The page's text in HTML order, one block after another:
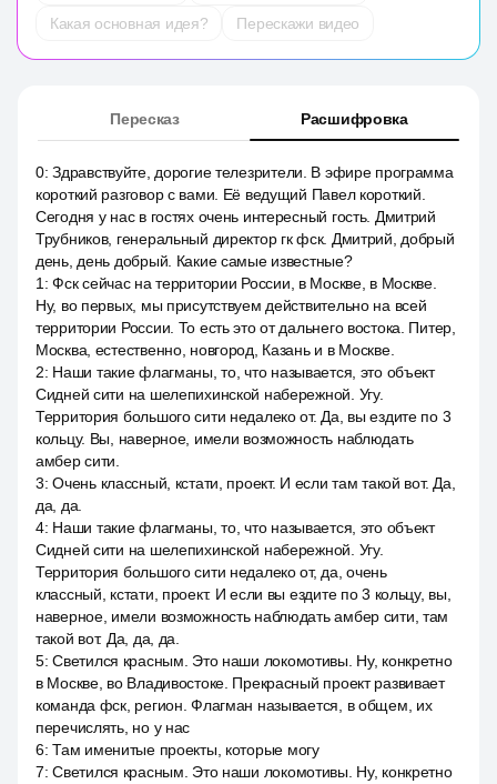
Какая основная идея?
Перескажи видео
Пересказ Расшифровка
0:Здравствуйте, дорогие телезрители. В эфире программа
короткий разговор с вами. Её ведущий Павел короткий.
Сегодня у нас в гостях очень интересный гость. Дмитрий
Трубников, генеральный директор гк фск. Дмитрий, добрый
день, день добрый. Какие самые известные?
1 :Фск сейчас на территории России, в Москве, в Москве.
Ну, во первых, мы присутствуем действительно на всей
территории России. То есть это от дальнего востока. Питер,
Москва, естественно, новгород, Казань и в Москве.
2: Наши такие флагманы, то, что называется, это объект
Сидней сити на шелепихинской набережной. Угу.
Территория большого сити недалеко от. Да, вы ездите по 3
кольцу. Вы, наверное, имели возможность наблюдать
амбер сити.
3:Очень классный, кстати, проект. И если там такой вот. Да,
да, да.
4: Наши такие флагманы, то, что называется, это объект
Сидней сити на шелепихинской набережной. Угу.
Территория большого сити недалеко от, да, очень
классный, кстати, проект. И если вы ездите по 3 кольцу, вы,
наверное, имели возможность наблюдать амбер сити, там
такой вот. Да, да, да.
5:Светился красным. Это наши локомотивы. Ну, конкретно
в Москве, во Владивостоке. Прекрасный проект развивает
команда фск, регион. Флагман называется, в общем, их
перечислять, но у нас
6:Там именитые проекты, которые могу
7:Светился красным. Это наши локомотивы. Ну, конкретно